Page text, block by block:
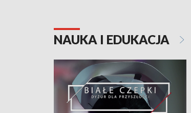
NAUKA I EDUKACJA